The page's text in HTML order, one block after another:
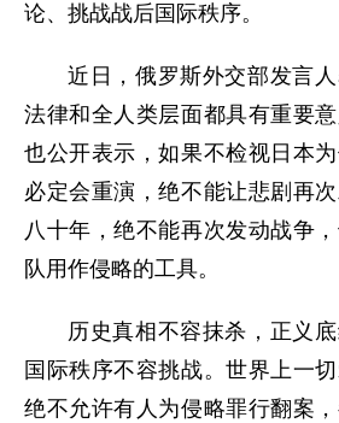
论、挑战战后国际秩序。
近日，俄罗斯外交部发言
法律和全人类层面都具有重要
也公开表示，如果不检视日本
必定会重演，绝不能让悲剧再
八十年，绝不能再次发动战争
队用作侵略的工具。
历史真相不容抹杀，正义
国际秩序不容挑战。世界上一
绝不允许有人为侵略罪行翻案